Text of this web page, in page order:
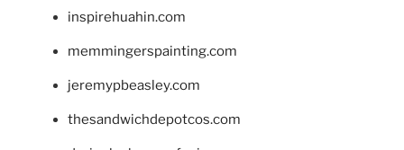
inspirehuahin.com
memmingerspainting.com
jeremypbeasley.com
thesandwichdepotcos.com